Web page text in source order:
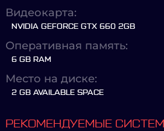
Видеокарта:
NVIDIA GEFORCE GTX 660 2GB
Оперативная память:
6 GB RAM
Место на диске:
2 GB AVAILABLE SPACE
РЕКОМЕНДУЕМЫЕ